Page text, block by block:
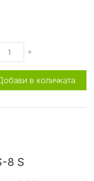
+
в количката
8 S